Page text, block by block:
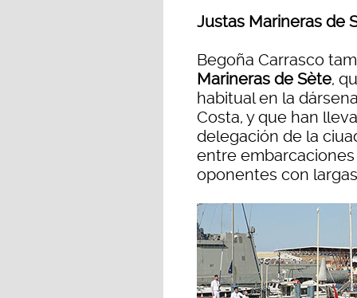
Justas Marineras de
Begoña Carrasco
Marineras de Sète,
habitual en la
Costa, y que han
delegación de la
entre
oponentes con